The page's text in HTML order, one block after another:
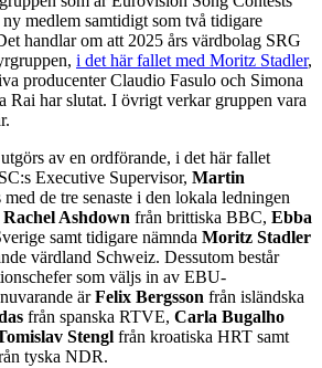
medlem samtidigt som två tidigare
handlar om att 2025 års värdbolag SRG
i det här fallet med Moritz Stadler,
producenter Claudio Fasulo och Simona
Rai har slutat. I övrigt verkar gruppen vara
av en ordförande, i det här fallet
Executive Supervisor, Martin
med de tre senaste i den lokala ledningen
Rachel Ashdown från brittiska BBC, Ebba
samt tidigare nämnda Moritz Stadler
värdland Schweiz. Dessutom består
som väljs in av EBU-
ärFelix Bergsson från isländska
från spanska RTVE, Carla Bugalho
Stengl från kroatiska HRT samt
tyska NDR.